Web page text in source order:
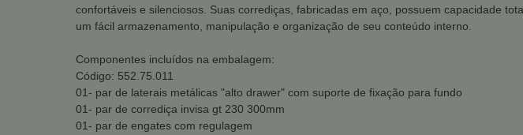
confortáveis e silenciosos. Suas corrediças, fabricadas em aço, possuem capacidade
um fácil armazenamento, manipulação e organização de seu conteúdo interno.
Componentes incluídos na embalagem:
Código: 552.75.011
01- par de laterais metálicas "alto drawer" com suporte de fixação para fundo
01- par de corrediça invisa gt 230 300mm
01- par de engates com regulagem